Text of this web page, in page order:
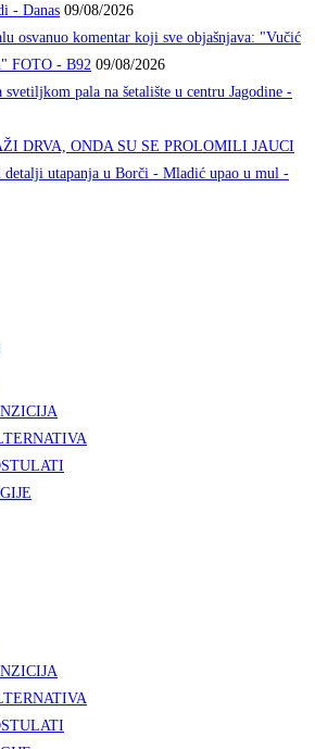
- Danas 09/08/2026
osvanuo komentar koji sve objašnjava: "Vučić
FOTO - B92 09/08/2026
svetiljkom pala na šetalište u centru Jagodine -
DRVA, ONDA SU SE PROLOMILI JAUCI
utapanja u Borči - Mladić upao u mul -